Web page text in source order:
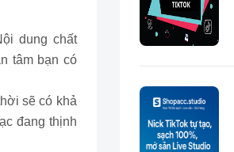
dung chất
tâm bạn có
sẽ có khả
đang thịnh